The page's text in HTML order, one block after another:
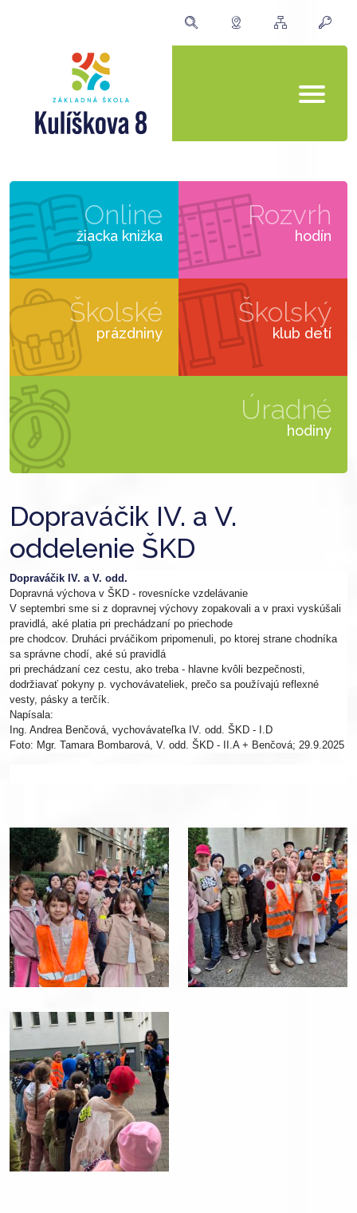
Online
žiacka knižka
Rozvrh
hodín
Školské
prázdniny
Školský
klub detí
Úradné
hodiny
Dopraváčik IV. a V.
oddelenie ŠKD
Dopraváčik IV. a V. odd.
Dopravná výchova v ŠKD - rovesnícke vzdelávanie
V septembri sme si z dopravnej výchovy zopakovali a v praxi vyskúšali
pravidlá, aké platia pri prechádzaní po priechode
pre chodcov. Druháci prváčikom pripomenuli, po ktorej strane chodníka
sa správne chodí, aké sú pravidlá
pri prechádzaní cez cestu, ako treba - hlavne kvôli bezpečnosti,
dodržiavať pokyny p. vychovávateliek, prečo sa používajú reflexné
vesty, pásky a terčík.
Napísala:
Ing. Andrea Benčová, vychovávateľka IV. odd. ŠKD - I.D
Foto: Mgr. Tamara Bombarová, V. odd. ŠKD - II.A + Benčová; 29.9.2025